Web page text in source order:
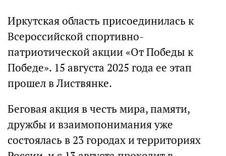
Иркутская область присоединилась к
Всероссийской спортивно-
патриотической акции «От Победы к
Победе». 15 августа 2025 года ее этап
прошел в Листвянке.
Беговая акция в честь мира, памяти,
дружбы и взаимопонимания уже
состоялась в 23 городах и территориях